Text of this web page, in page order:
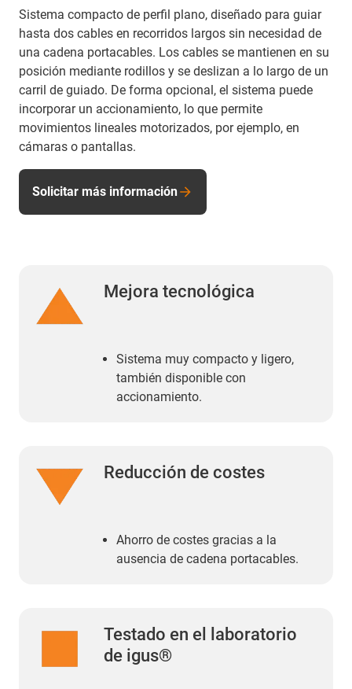
Sistema compacto de perfil plano, diseñado para guiar
hasta dos cables en recorridos largos sin necesidad de
una cadena portacables. Los cables se mantienen en su
posición mediante rodillos y se deslizan a lo largo de un
carril de guiado. De forma opcional, el sistema puede
incorporar un accionamiento, lo que permite
movimientos lineales motorizados, por ejemplo, en
cámaras o pantallas.
Solicitar más información
Mejora tecnológica
Sistema muy compacto y ligero,
también disponible con
accionamiento.
Reducción de costes
Ahorro de costes gracias a la
ausencia de cadena portacables.
Testado en el laboratorio
de igus®